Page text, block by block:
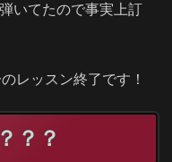
いてたので事実上訂
レッスン終了です！
？？